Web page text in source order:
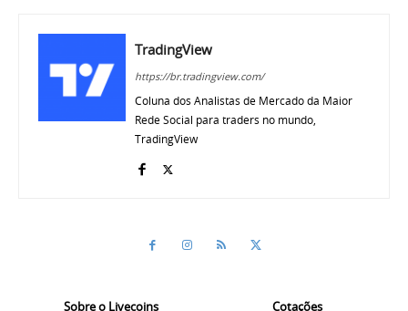
TradingView
https://br.tradingview.com/
Coluna dos Analistas de Mercado da Maior
Rede Social para traders no mundo,
TradingView
Sobre o Livecoins Cotações